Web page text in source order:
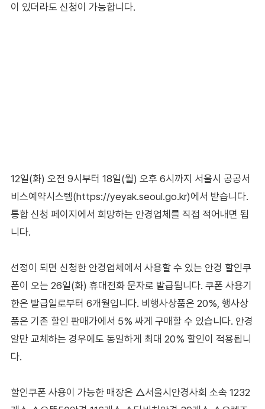
이 있더라도 신청이 가능합니다.
12일(화) 오전 9시부터 18일(월) 오후 6시까지 서울시 공공서
비스예약시스템(https://yeyak.seoul.go.kr)에서 받습니다.
통합 신청 페이지에서 희망하는 안경업체를 직접 적어내면 됩
니다.
선정이 되면 신청한 안경업체에서 사용할 수 있는 안경 할인쿠
폰이 오는 26일(화) 휴대전화 문자로 발급됩니다. 쿠폰 사용기
한은 발급일로부터 6개월입니다. 비행사상품은 20%, 행사상
품은 기존 할인 판매가에서 5% 싸게 구매할 수 있습니다. 안경
알만 교체하는 경우에도 동일하게 최대 20% 할인이 적용됩니
다.
할인쿠폰 사용이 가능한 매장은 △서울시안경사회 소속 1232